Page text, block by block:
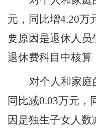
元，同比增4.20万
要原因是退休人员
退休费科目中核算
对个人和家庭
同比减0.03万元，
因是独生子女人数